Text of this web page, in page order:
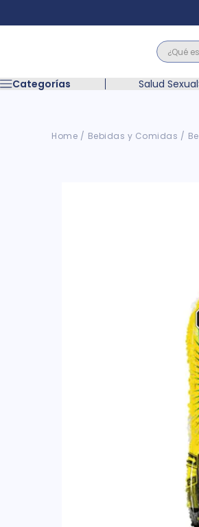
¿Qué
Categorías Salud Sexual
Bebidas y Comidas